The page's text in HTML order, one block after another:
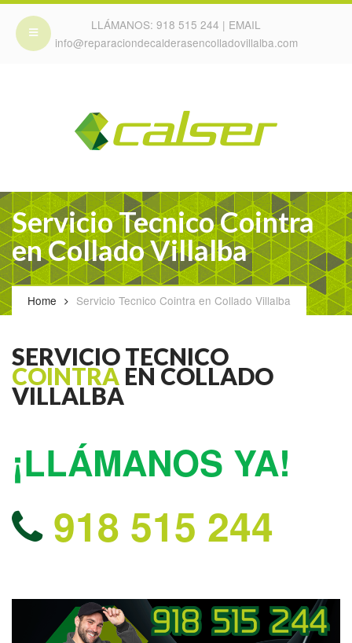
LLÁMANOS: 918 515 244 | EMAIL
info@reparaciondecalderasencolladovillalba.com
Servicio Tecnico Cointra
en Collado Villalba
Home Servicio Tecnico Cointra en Collado Villalba
SERVICIO TECNICO
COINTRA EN COLLADO
VILLALBA
¡LLÁMANOS YA!
918 515 244